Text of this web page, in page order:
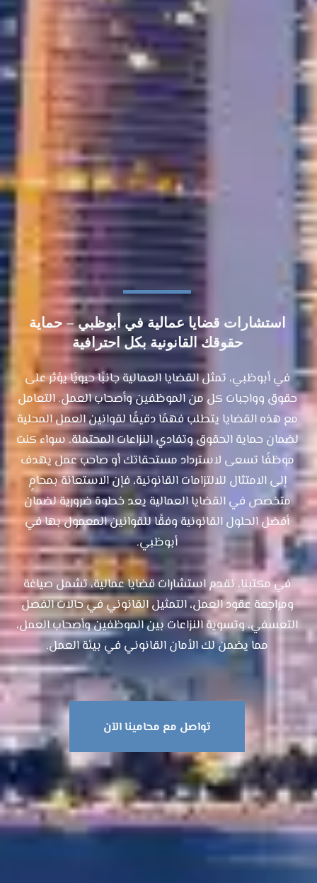
استشارات قضايا عمالية في أبوظبي – حماية
حقوقك القانونية بكل احترافية
في أبوظبي، تمثل القضايا العمالية جانبًا حيويًا يؤثر على
حقوق وواجبات كل من الموظفين وأصحاب العمل. التعامل
مع هذه القضايا يتطلب فهمًا دقيقًا لقوانين العمل المحلية
لضمان حماية الحقوق وتفادي النزاعات المحتملة. سواء كنت
موظفًا تسعى لاسترداد مستحقاتك أو صاحب عمل يهدف
إلى الامتثال للالتزامات القانونية، فإن الاستعانة بمحامٍ
متخصص في القضايا العمالية يعد خطوة ضرورية لضمان
أفضل الحلول القانونية وفقًا للقوانين المعمول بها في
أبوظبي.
في مكتبنا، نقدم استشارات قضايا عمالية، تشمل صياغة
ومراجعة عقود العمل، التمثيل القانوني في حالات الفصل
التعسفي، وتسوية النزاعات بين الموظفين وأصحاب العمل،
مما يضمن لك الأمان القانوني في بيئة العمل.​
تواصل مع محامينا الآن